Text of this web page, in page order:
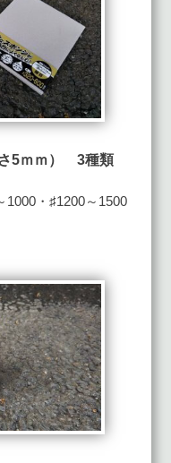
5ｍｍ） 3種類
1000・♯1200～1500